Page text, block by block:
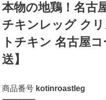
本物の地鶏！名古
チキンレッグ ク
トチキン 名古屋
送】
商品番号 kotinroastleg